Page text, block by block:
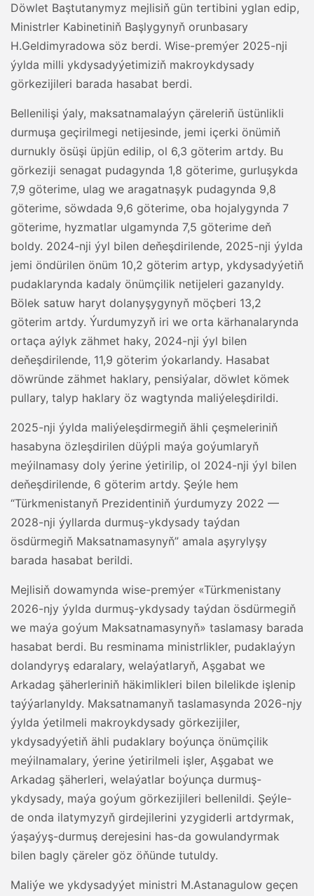
Döwlet Baştutanymyz mejlisiň gün tertibini yglan edip,
Ministrler Kabinetiniň Başlygynyň orunbasary
H.Geldimyradowa söz berdi. Wise-premýer 2025-nji
ýylda milli ykdysadyýetimiziň makroykdysady
görkezijileri barada hasabat berdi.
Bellenilişi ýaly, maksatnamalaýyn çäreleriň üstünlikli
durmuşa geçirilmegi netijesinde, jemi içerki önümiň
durnukly ösüşi üpjün edilip, ol 6,3 göterim artdy. Bu
görkeziji senagat pudagynda 1,8 göterime, gurluşykda
7,9 göterime, ulag we aragatnaşyk pudagynda 9,8
göterime, söwdada 9,6 göterime, oba hojalygynda 7
göterime, hyzmatlar ulgamynda 7,5 göterime deň
boldy. 2024-nji ýyl bilen deňeşdirilende, 2025-nji ýylda
jemi öndürilen önüm 10,2 göterim artyp, ykdysadyýetiň
pudaklarynda kadaly önümçilik netijeleri gazanyldy.
Bölek satuw haryt dolanyşygynyň möçberi 13,2
göterim artdy. Ýurdumyzyň iri we orta kärhanalarynda
ortaça aýlyk zähmet haky, 2024-nji ýyl bilen
deňeşdirilende, 11,9 göterim ýokarlandy. Hasabat
döwründe zähmet haklary, pensiýalar, döwlet kömek
pullary, talyp haklary öz wagtynda maliýeleşdirildi.
2025-nji ýylda maliýeleşdirmegiň ähli çeşmeleriniň
hasabyna özleşdirilen düýpli maýa goýumlaryň
meýilnamasy doly ýerine ýetirilip, ol 2024-nji ýyl bilen
deňeşdirilende, 6 göterim artdy. Şeýle hem
“Türkmenistanyň Prezidentiniň ýurdumyzy 2022 —
2028-nji ýyllarda durmuş-ykdysady taýdan
ösdürmegiň Maksatnamasynyň” amala aşyrylyşy
barada hasabat berildi.
Mejlisiň dowamynda wise-premýer «Türkmenistany
2026-njy ýylda durmuş-ykdysady taýdan ösdürmegiň
we maýa goýum Maksatnamasynyň» taslamasy barada
hasabat berdi. Bu resminama ministrlikler, pudaklaýyn
dolandyryş edaralary, welaýatlaryň, Aşgabat we
Arkadag şäherleriniň häkimlikleri bilen bilelikde işlenip
taýýarlanyldy. Maksatnamanyň taslamasynda 2026-njy
ýylda ýetilmeli makroykdysady görkezijiler,
ykdysadyýetiň ähli pudaklary boýunça önümçilik
meýilnamalary, ýerine ýetirilmeli işler, Aşgabat we
Arkadag şäherleri, welaýatlar boýunça durmuş-
ykdysady, maýa goýum görkezijileri bellenildi. Şeýle-
de onda ilatymyzyň girdejilerini yzygiderli artdyrmak,
ýaşaýyş-durmuş derejesini has-da gowulandyrmak
bilen bagly çäreler göz öňünde tutuldy.
Maliýe we ykdysadyýet ministri M.Astanagulow geçen